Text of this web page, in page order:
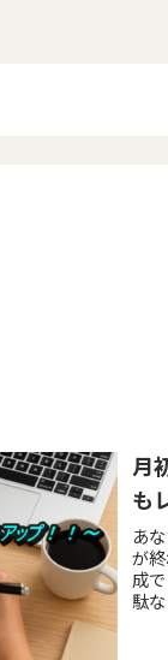
月
も
あ
が
成
駄